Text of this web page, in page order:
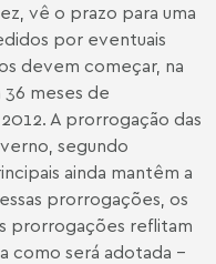
vê o prazo para uma
por eventuais
devem começar, na
meses de
A prorrogação das
segundo
ainda mantêm a
prorrogações, os
prorrogações reflitam
como será adotada -